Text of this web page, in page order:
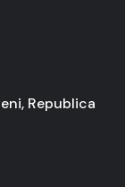
Republica